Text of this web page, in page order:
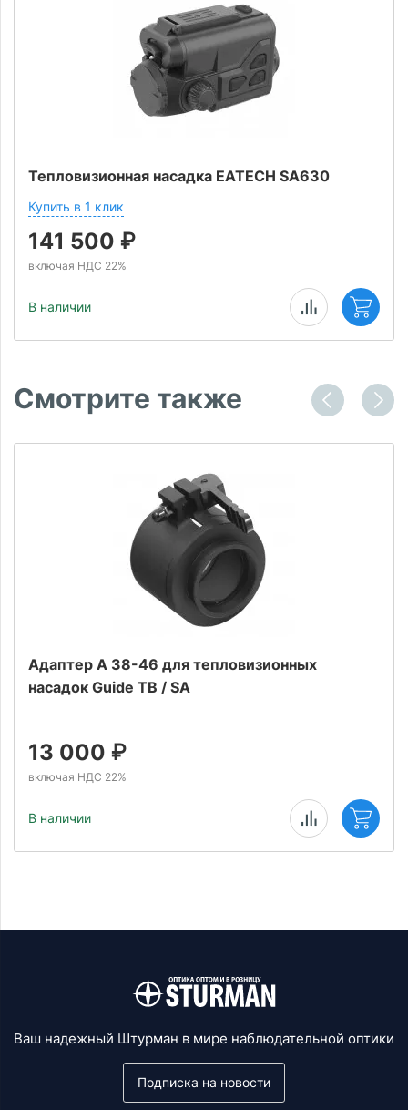
Тепловизионная насадка EATECH SA630
Купить в 1 клик
141 500 ₽
включая НДС 22%
В наличии
Смотрите также
Адаптер А 38-46 для тепловизионных
насадок Guide TB / SA
13 000 ₽
включая НДС 22%
В наличии
Ваш надежный Штурман в мире наблюдательной оптики
Подписка на новости